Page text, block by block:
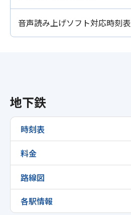
音声読み上げソフト対応時刻表
地下鉄
時刻表
料金
路線図
各駅情報